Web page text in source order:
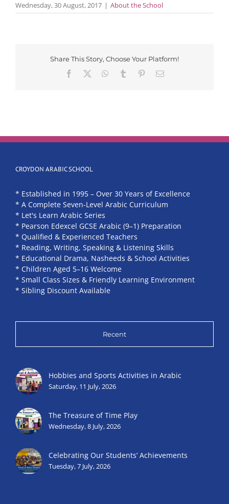
Wednesday, 30 August, 2017 | About the School
Share This Story, Choose Your Platform!
Facebook
WhatsApp
Tumblr PinterestEmail
CROYDON ARABIC SCHOOL
* Established in 1995 – Over 30 Years of Excellence
* A Complete Seven-Level Arabic Curriculum
* Let's Learn Arabic Series
* Pearson Edexcel GCSE Arabic (9–1) Preparation
* Qualified & Experienced Teachers
* Reading, Writing, Speaking & Listening Skills
* Educational Drama, Nasheeds & School Activities
* Children Aged 5–16 Welcome
* Small Class Sizes & Friendly Learning Environment
* Sibling Discount Available
Recent
Hobbies and Sports Activities in Arabic
Saturday, 11 July, 2026
The Treasure of Time Play
Wednesday, 8 July, 2026
Celebrating Our Students’ Achievements
Tuesday, 7 July, 2026